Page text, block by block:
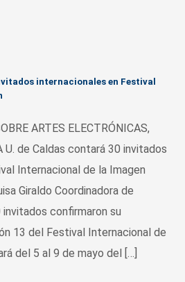
internacionales en Festival
ARTES ELECTRÓNICAS,
U. de Caldas contará 30 invitados
Internacional de la Imagen
Giraldo Coordinadora de
confirmaron su
13 del Festival Internacional de
del 5 al 9 de mayo del […]